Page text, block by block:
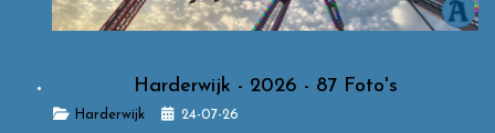
Harderwijk - 2026 - 87 Foto's
DetailsHarderwijk 24-07-26